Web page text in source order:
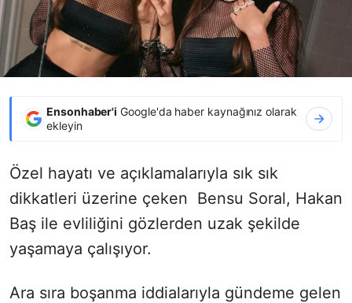
Ensonhaber'i Google'da haber kaynağınız olarak
ekleyin
Özel hayatı ve açıklamalarıyla sık sık
dikkatleri üzerine çeken Bensu Soral, Hakan
Baş ile evliliğini gözlerden uzak şekilde
yaşamaya çalışıyor.
Ara sıra boşanma iddialarıyla gündeme gelen